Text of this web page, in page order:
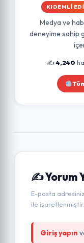
KIDEMLI
Medya ve
deneyime sahip
✍️4,240
✍️ Yorum
E-posta
ile işaretlenmiştir.
Giriş yapın